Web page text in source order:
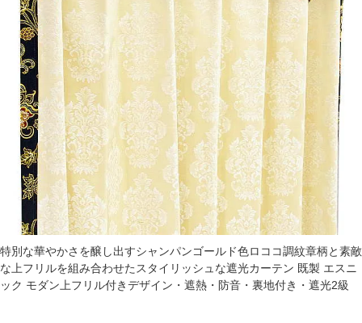
特別な華やかさを醸し出すシャンパンゴールド色ロココ調紋章柄と素敵
な上フリルを組み合わせたスタイリッシュな遮光カーテン 既製 エスニ
ック モダン上フリル付きデザイン・遮熱・防音・裏地付き・遮光2級